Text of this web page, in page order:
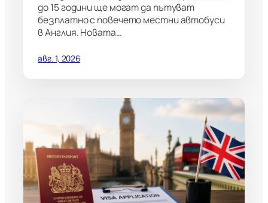
до 15 години ще могат да пътуват
безплатно с повечето местни автобуси
в Англия. Новата…
авг. 1, 2026